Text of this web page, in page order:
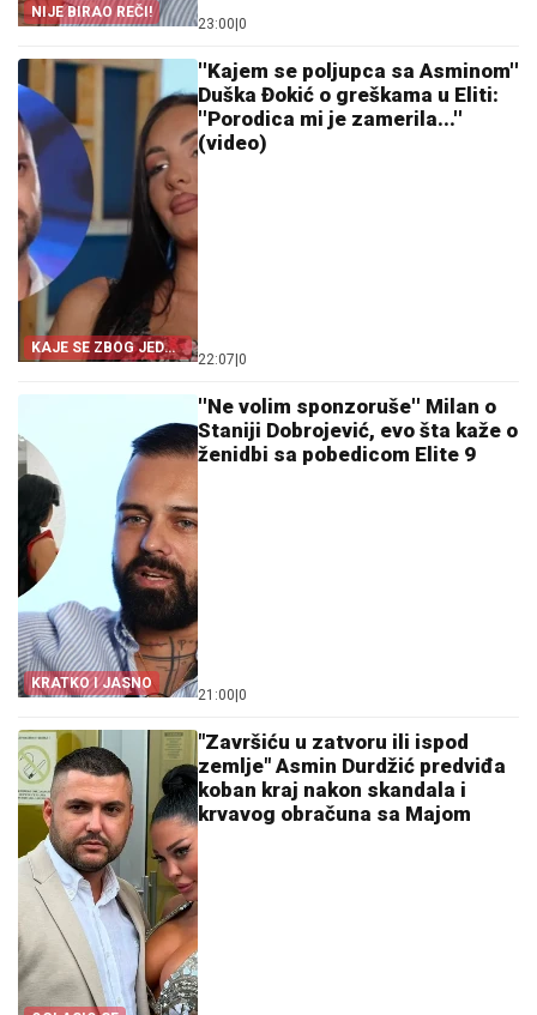
NIJE BIRAO REČI!
23:00 0
KAJE SE ZBOG JEDNE
STVARI!
''Kajem se poljupca sa Asminom''
Duška Đokić o greškama u Eliti:
''Porodica mi je zamerila...''
(video)
22:07 0
KRATKO I JASNO
''Ne volim sponzoruše'' Milan o
Staniji Dobrojević, evo šta kaže o
ženidbi sa pobedicom Elite 9
21:00 0
"Završiću u zatvoru ili ispod
zemlje" Asmin Durdžić predviđa
koban kraj nakon skandala i
krvavog obračuna sa Majom